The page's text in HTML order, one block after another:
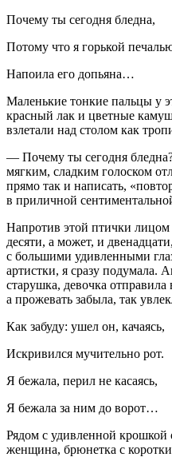
Почему ты сегодня бледна,
Потому что я горькой
Напоила его допьяна…
Маленькие тонкие пальцы у
красный лак и цветные
взлетали над столом как
— Почему ты сегодня
мягким, сладким голоском
прямо так и написать,
в приличной
Напротив этой птички лицом
десяти, а может, и двенадцат
с большими удивленными
артистки, я сразу подумала.
старушка, девочка отправила
а прожевать забыла, так
Как забуду: ушел он, качаясь,
Искривился мучительно рот.
Я бежала, перил не касаясь,
Я бежала за ним до ворот…
Рядом с удивленной крошкой
женщина, брюнетка с